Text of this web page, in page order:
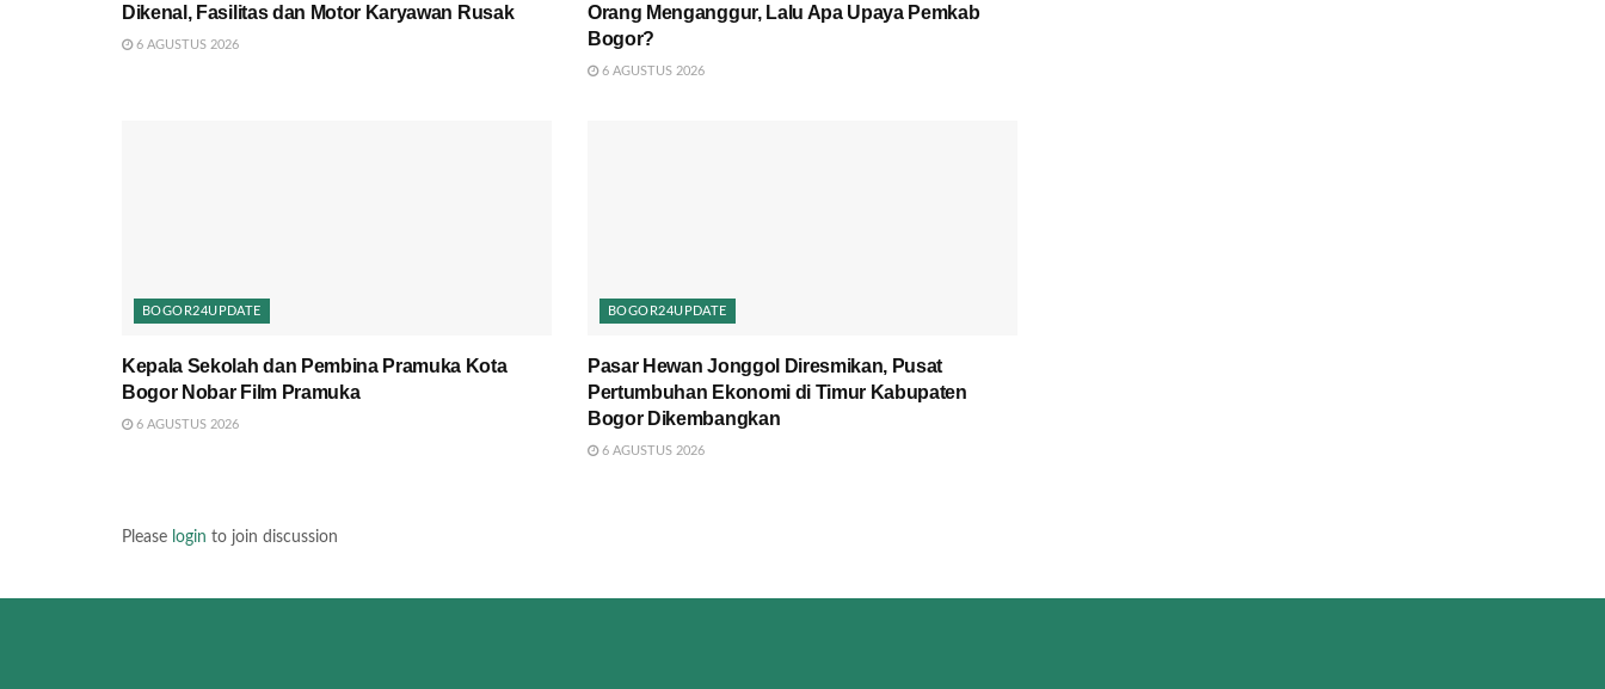
Dikenal, Fasilitas dan Motor Karyawan Rusak
6 AGUSTUS 2026
Orang Menganggur, Lalu Apa Upaya Pemkab
Bogor?
6 AGUSTUS 2026
BOGOR24UPDATE
Kepala Sekolah dan Pembina Pramuka Kota
Bogor Nobar Film Pramuka
6 AGUSTUS 2026
BOGOR24UPDATE
Pasar Hewan Jonggol Diresmikan, Pusat
Pertumbuhan Ekonomi di Timur Kabupaten
Bogor Dikembangkan
6 AGUSTUS 2026
Please login to join discussion